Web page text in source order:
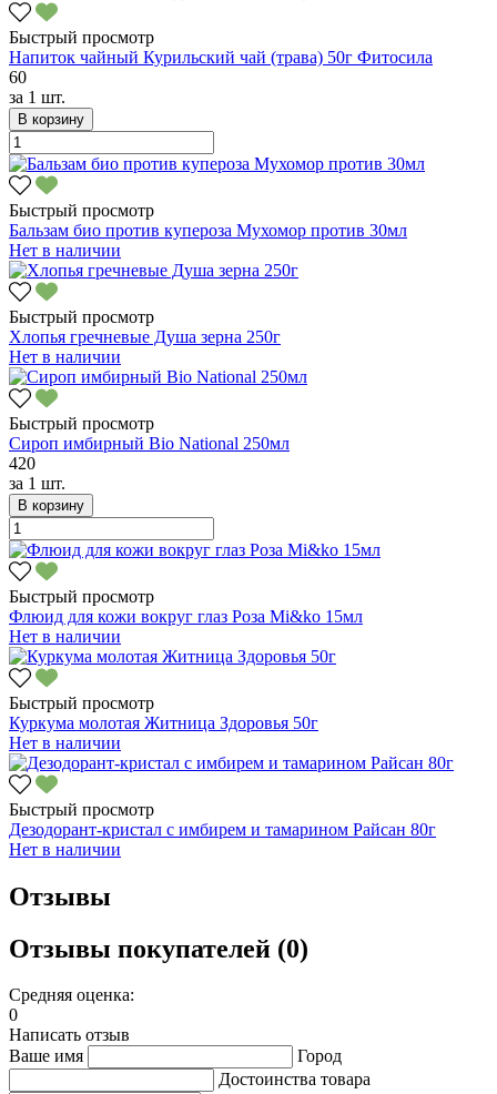
Быстрый просмотр
Напиток чайный Курильский чай (трава) 50г Фитосила
60
за 1 шт.
В корзину
Быстрый просмотр
Бальзам био против купероза Мухомор против 30мл
Нет в наличии
Быстрый просмотр
Хлопья гречневые Душа зерна 250г
Нет в наличии
Быстрый просмотр
Сироп имбирный Bio National 250мл
420
за 1 шт.
В корзину
Быстрый просмотр
Флюид для кожи вокруг глаз Роза Mi&ko 15мл
Нет в наличии
Быстрый просмотр
Куркума молотая Житница Здоровья 50г
Нет в наличии
Быстрый просмотр
Дезодорант-кристал с имбирем и тамарином Райсан 80г
Нет в наличии
Отзывы
Отзывы покупателей (0)
Средняя оценка:
0
Написать отзыв
Ваше имя
Город
Достоинства товара